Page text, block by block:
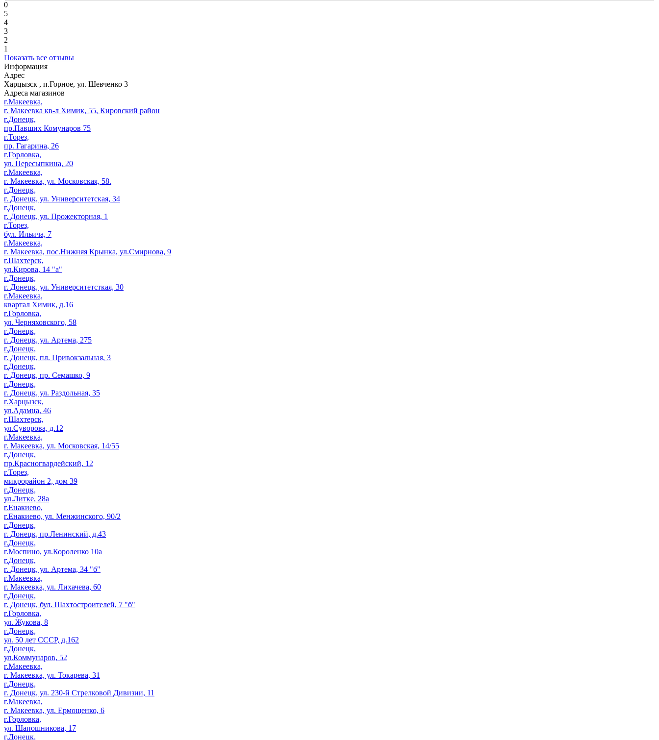
0
5
4
3
2
1
Показать все отзывы
Информация
Адрес
Харцызск , п.Горное, ул. Шевченко 3
Адреса магазинов
г.Макеевка,
г. Макеевка кв-л Химик, 55, Кировский район
г.Донецк,
пр.Павших Комунаров 75
г.Торез,
пр. Гагарина, 26
г.Горловка,
ул. Пересыпкина, 20
г.Макеевка,
г. Макеевка, ул. Московская, 58.
г.Донецк,
г. Донецк, ул. Университетская, 34
г.Донецк,
г. Донецк, ул. Прожекторная, 1
г.Торез,
бул. Ильича, 7
г.Макеевка,
г. Макеевка, пос.Нижняя Крынка, ул.Смирнова, 9
г.Шахтерск,
ул.Кирова, 14 "а"
г.Донецк,
г. Донецк, ул. Университетсткая, 30
г.Макеевка,
квартал Химик, д.16
г.Горловка,
ул. Черняховского, 58
г.Донецк,
г. Донецк, ул. Артема, 275
г.Донецк,
г. Донецк, пл. Привокзальная, 3
г.Донецк,
г. Донецк, пр. Семашко, 9
г.Донецк,
г. Донецк, ул. Раздольная, 35
г.Харцызск,
ул.Адамца, 46
г.Шахтерск,
ул.Суворова, д.12
г.Макеевка,
г. Макеевка, ул. Московская, 14/55
г.Донецк,
пр.Красногвардейский, 12
г.Торез,
микрорайон 2, дом 39
г.Донецк,
ул.Литке, 28а
г.Енакиево,
г.Енакиево, ул. Менжинского, 90/2
г.Донецк,
г. Донецк, пр.Ленинский, д.43
г.Донецк,
г.Моспино, ул.Короленко 10а
г.Донецк,
г. Донецк, ул. Артема, 34 "б"
г.Макеевка,
г. Макеевка, ул. Лихачева, 60
г.Донецк,
г. Донецк, бул. Шахтостроителей, 7 "б"
г.Горловка,
ул. Жукова, 8
г.Донецк,
ул. 50 лет СССР, д.162
г.Донецк,
ул.Коммунаров, 52
г.Макеевка,
г. Макеевка, ул. Токарева, 31
г.Донецк,
г. Донецк, ул. 230-й Стрелковой Дивизии, 11
г.Макеевка,
г. Макеевка, ул. Ермощенко, 6
г.Горловка,
ул. Шапошникова, 17
г.Донецк,